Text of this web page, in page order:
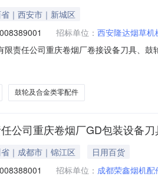
｜西安市｜新城区
招标单位： 西安隆达烟草机
限责任公司重庆卷烟厂卷接设备刀具、
名称:温岭市第二卷烟机械厂;项目负责
鼓轮及合金类零配件
公司重庆卷烟厂GD包装设备
｜成都市｜锦江区
日用百货
招标单位： 成都荣鑫烟机